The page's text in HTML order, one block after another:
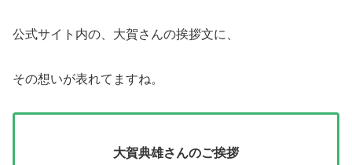
公式サイト内の、大賀さんの挨拶文に、
その想いが表れてますね。
大賀典雄さんのご挨拶